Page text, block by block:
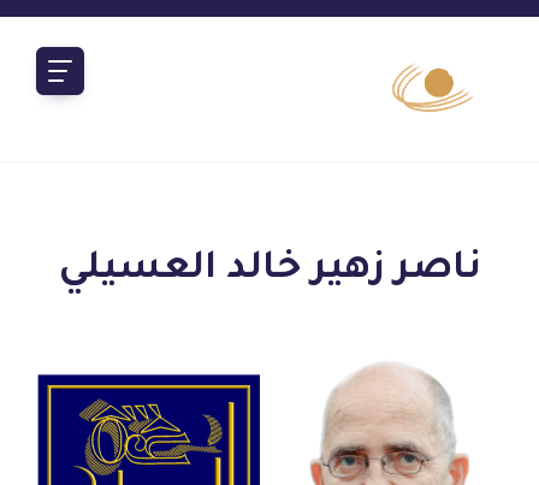
ناصر زهير خالد العسيلي